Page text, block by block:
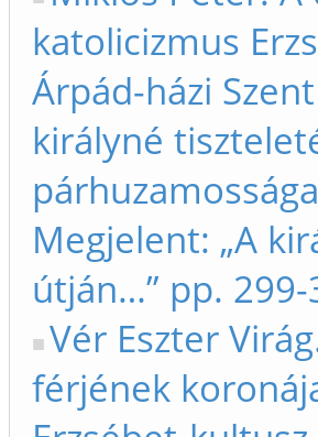
katolicizmus
Árpád-házi
királyné
Megjelent: „A
útján…” pp. 299-
Vér Eszter
férjének